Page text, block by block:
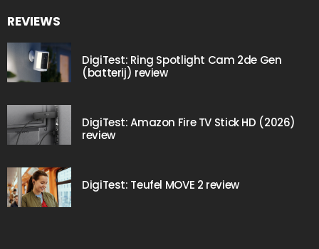
REVIEWS
DigiTest: Ring Spotlight Cam 2de Gen
(batterij) review
DigiTest: Amazon Fire TV Stick HD (2026)
review
DigiTest: Teufel MOVE 2 review